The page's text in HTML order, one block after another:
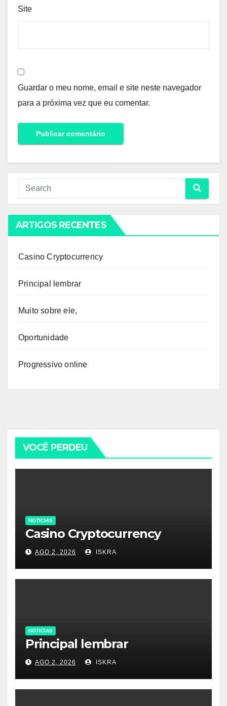
Site
Guardar o meu nome, email e site neste navegador
para a próxima vez que eu comentar.
ARTIGOS RECENTES
Casino Cryptocurrency
Principal lembrar
Muito sobre ele,
Oportunidade
Progressivo online
VOCÊ PERDEU
NOTICIAS
Casino Cryptocurrency
AGO 2, 2026 ISKRA
NOTICIAS
Principal lembrar
AGO 2, 2026 ISKRA